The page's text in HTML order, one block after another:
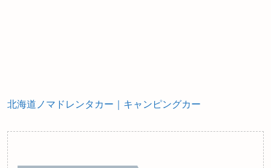
北海道ノマドレンタカー｜キャンピングカー